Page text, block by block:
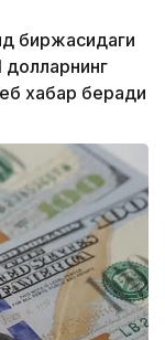
биржасидаги
долларнинг
хабар беради